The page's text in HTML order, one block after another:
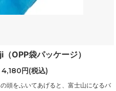
OPP袋パッケージ）
4,180円(税込)
頭をふいてあげると、富士山になるバ